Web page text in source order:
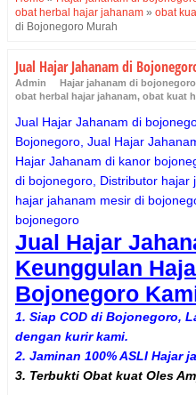
obat herbal hajar jahanam » obat
di Bojonegoro Murah
Jual Hajar Jahanam di
Admin Hajar jahanam di bojonegoro
obat herbal hajar jahanam, obat kuat
Jual Hajar Jahanam di
Bojonegoro, Jual Hajar
Hajar Jahanam di kanor
di bojonegoro, Distributor hajar
hajar jahanam mesir di
bojonegoro
Jual Hajar
Keunggulan
Bojonegoro
1. Siap COD di Bojonegoro,
dengan kurir kami.
2. Jaminan 100% ASLI Hajar
3. Terbukti Obat kuat Oles